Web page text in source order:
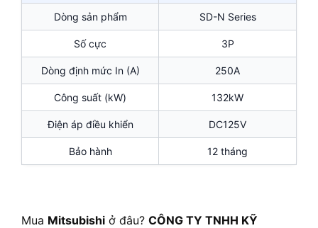
Dòng sản phẩm SD-N Series
Số cực 3P
Dòng định mức In (A) 250A
Công suất (kW) 132kW
Điện áp điều khiển DC125V
Bảo hành 12 tháng
Mua Mitsubishi ở đâu? CÔNG TY TNHH KỸ